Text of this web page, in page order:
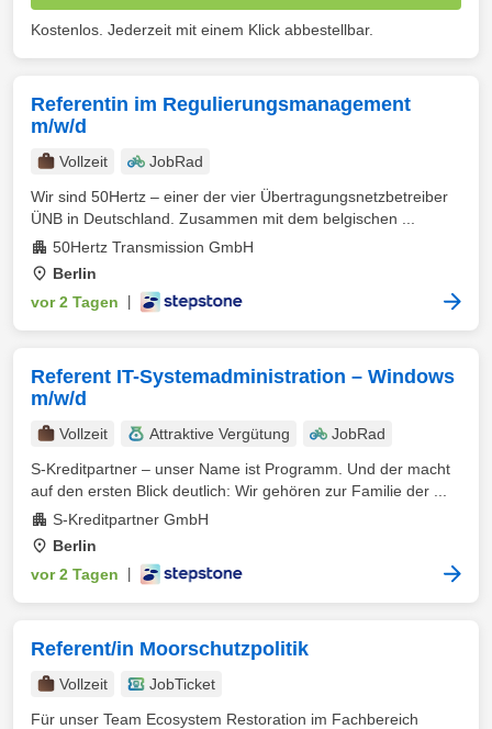
Kostenlos. Jederzeit mit einem Klick abbestellbar.
Referentin im Regulierungsmanagement
m/w/d
Vollzeit
JobRad
Wir sind 50Hertz – einer der vier Übertragungsnetzbetreiber
ÜNB in Deutschland. Zusammen mit dem belgischen ...
50Hertz Transmission GmbH
Berlin
vor 2 Tagen
Referent IT-Systemadministration – Windows
m/w/d
Vollzeit Attraktive Vergütung
JobRad
S-Kreditpartner – unser Name ist Programm. Und der macht
auf den ersten Blick deutlich: Wir gehören zur Familie der ...
S-Kreditpartner GmbH
Berlin
vor 2 Tagen
Referent/in Moorschutzpolitik
Vollzeit
JobTicket
Für unser Team Ecosystem Restoration im Fachbereich